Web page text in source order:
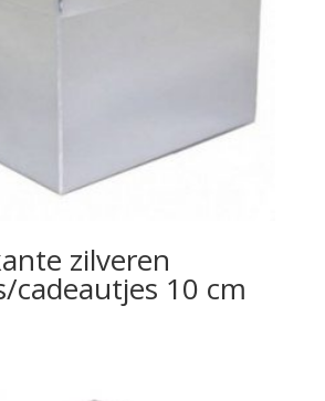
zilveren
cadeautjes 10 cm